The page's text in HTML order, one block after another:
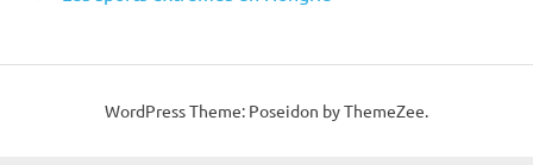
WordPress Theme: Poseidon by ThemeZee.